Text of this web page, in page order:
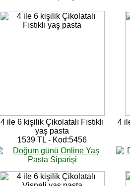
4 ile 6 kişilik Çikolatalı Fıstıklı
yaş pasta
1539 TL - Kod:5456
4